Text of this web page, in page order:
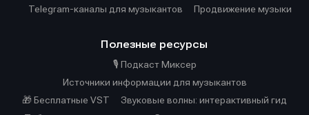
Telegram-каналы для музыкантов
Продвижение музыки
Полезные ресурсы
🎙️ Подкаст Миксер
Источники информации для музыкантов
🎁 Бесплатные VST
Звуковые волны: интерактивный гид